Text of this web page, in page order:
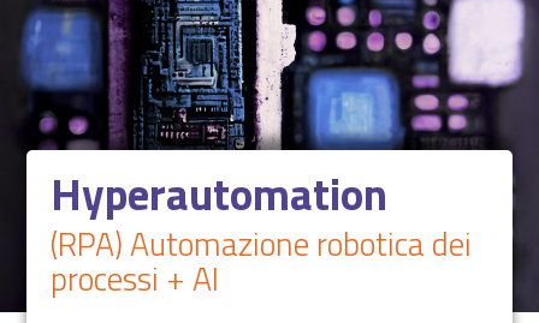
Hyperautomation
(RPA) Automazione robotica dei
processi + AI